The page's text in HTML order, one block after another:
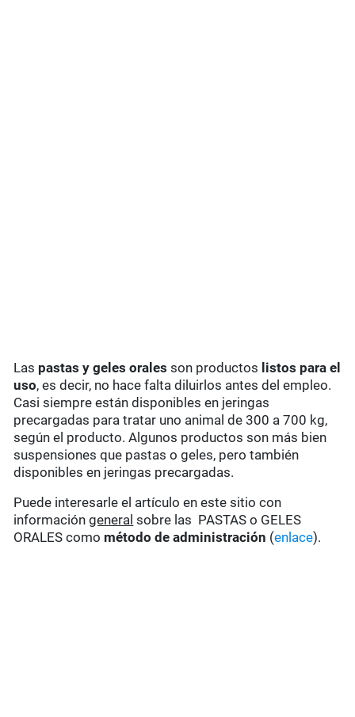
Las pastas y geles orales son productos listos para el
uso, es decir, no hace falta diluirlos antes del empleo.
Casi siempre están disponibles en jeringas
precargadas para tratar uno animal de 300 a 700 kg,
según el producto. Algunos productos son más bien
suspensiones que pastas o geles, pero también
disponibles en jeringas precargadas.
Puede interesarle el artículo en este sitio con
informacióngeneral sobre las PASTAS o GELES
ORALES como método de administración (enlace).